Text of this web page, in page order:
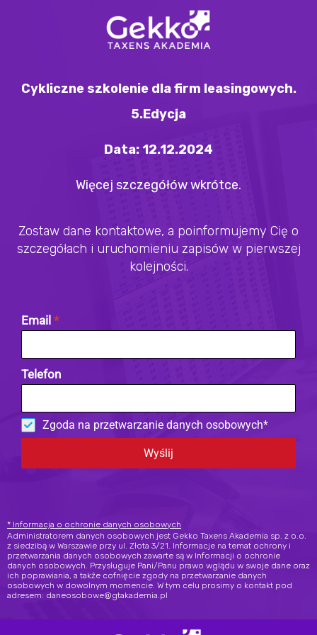
Cykliczne szkolenie dla firm leasingowych.
5.Edycja
Data: 12.12.2024
Więcej szczegółów wkrótce.
Zostaw dane kontaktowe, a poinformujemy Cię o
szczegółach i uruchomieniu zapisów w pierwszej
kolejności.
Email *
Telefon
Zgoda na przetwarzanie danych osobowych*
Wyślij
* Informacja o ochronie danych osobowych
Administratorem danych osobowych jest Gekko Taxens Akademia sp. z o.o.
z siedzibą w Warszawie przy ul. Złota 3/21. Informacje na temat ochrony i
przetwarzania danych osobowych zawarte są w Informacji o ochronie
danych osobowych. Przysługuje Pani/Panu prawo wglądu w swoje dane oraz
ich poprawiania, a także cofnięcie zgody na przetwarzanie danych
osobowych w dowolnym momencie. W tym celu prosimy o kontakt pod
adresem: daneosobowe@gtakademia.pl